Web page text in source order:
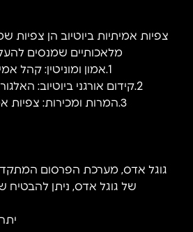
צפיות אמיתיות ביוטיוב הן צפיות
מלאכותיים שמנסים
1.אמון ומוניטין: קהל אמיתי שמגיב לתוכן שלכם, משאיר לייקים ותגובות, תורם למוניטין שלכם ברשת.
2.קידום אורגני ביוטיוב: האלגוריתם של יוטיוב מתעדף תוכן שמקבל צפיות איכותיות, מה שמוביל לחשיפה נוספת.
3.המרות ומכירות: צפיות אמיתיות מגדילות את הסיכוי למכור מוצרים, שירותים או למנף את המותג שלכם.
גוגל אדס, מערכת הפרסום
של גוגל אדס, ניתן להבטיח